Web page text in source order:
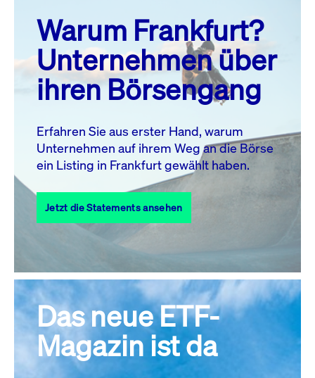
MO. DI. MI. DO. FR. SA. SO.
1
2
3
4 5 6 7 8
10 11 13 14
17
18 19 20 21 22
23
27 28
31
Alle Events
Warum Frankfurt?
Unternehmen über
ihren Börsengang
Erfahren Sie aus erster Hand, warum
Unternehmen auf ihrem Weg an die Börse
ein Listing in Frankfurt gewählt haben.
Jetzt die Statements ansehen
Das neue ETF-
Magazin ist da